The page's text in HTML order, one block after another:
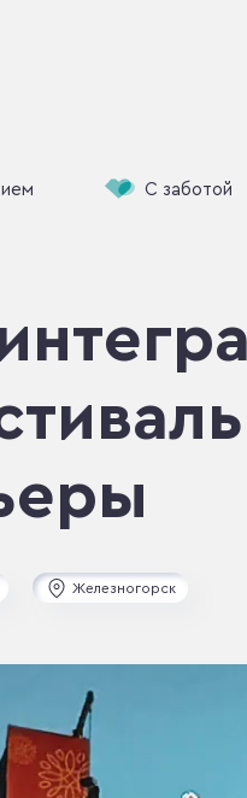
С заботой
Железногорск